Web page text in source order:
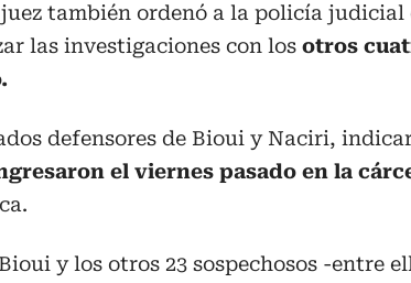
también ordenó a la policía judicial
las investigaciones con los otros
defensores de Bioui y Naciri,
el viernes pasado en la
y los otros 23 sospechosos -entre